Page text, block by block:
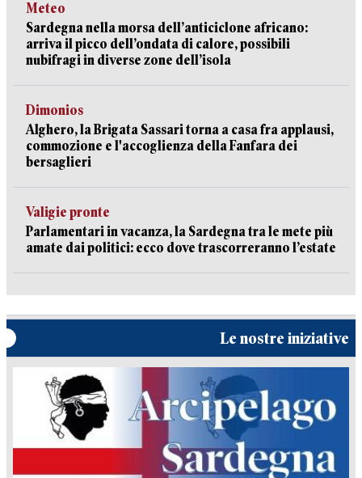
Meteo
Sardegna nella morsa dell’anticiclone africano:
arriva il picco dell’ondata di calore, possibili
nubifragi in diverse zone dell’isola
Dimonios
Alghero, la Brigata Sassari torna a casa fra applausi,
commozione e l'accoglienza della Fanfara dei
bersaglieri
Valigie pronte
Parlamentari in vacanza, la Sardegna tra le mete più
amate dai politici: ecco dove trascorreranno l’estate
Le nostre iniziative